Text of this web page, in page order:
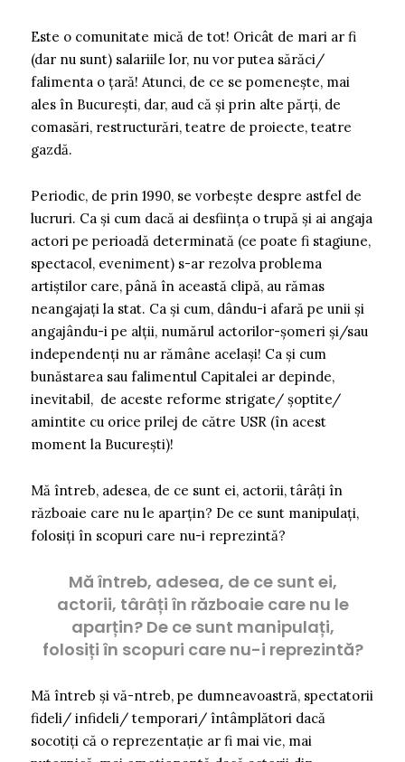
Este o comunitate mică de tot! Oricât de mari ar fi
(dar nu sunt) salariile lor, nu vor putea sărăci/
falimenta o țară! Atunci, de ce se pomenește, mai
ales în București, dar, aud că și prin alte părți, de
comasări, restructurări, teatre de proiecte, teatre
gazdă.
Periodic, de prin 1990, se vorbește despre astfel de
lucruri. Ca și cum dacă ai desființa o trupă și ai angaja
actori pe perioadă determinată (ce poate fi stagiune,
spectacol, eveniment) s-ar rezolva problema
artiștilor care, până în această clipă, au rămas
neangajați la stat. Ca și cum, dându-i afară pe unii și
angajându-i pe alții, numărul actorilor-șomeri și/sau
independenți nu ar rămâne același! Ca și cum
bunăstarea sau falimentul Capitalei ar depinde,
inevitabil, de aceste reforme strigate/ șoptite/
amintite cu orice prilej de către USR (în acest
moment la București)!
Mă întreb, adesea, de ce sunt ei, actorii, târâți în
războaie care nu le aparțin? De ce sunt manipulați,
folosiți în scopuri care nu-i reprezintă?
Mă întreb, adesea, de ce sunt ei,
actorii, târâți în războaie care nu le
aparțin? De ce sunt manipulați,
folosiți în scopuri care nu-i reprezintă?
Mă întreb și vă-ntreb, pe dumneavoastră, spectatorii
fideli/ infideli/ temporari/ întâmplători dacă
socotiți că o reprezentație ar fi mai vie, mai